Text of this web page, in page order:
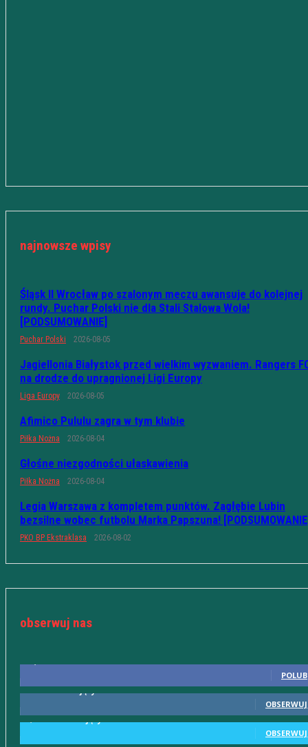
najnowsze wpisy
Śląsk II Wrocław po szalonym meczu awansuje do kolejnej
rundy. Puchar Polski nie dla Stali Stalowa Wola!
[PODSUMOWANIE]
Puchar Polski 2026-08-05
Jagiellonia Białystok przed wielkim wyzwaniem. Rangers
na drodze do upragnionej Ligi Europy
Liga Europy 2026-08-05
Afimico Pululu zagra w tym klubie
Piłka Nożna 2026-08-04
Głośne niezgodności ułaskawienia
Piłka Nożna 2026-08-04
Legia Warszawa z kompletem punktów. Zagłębie Lubin
bezsilne wobec futbolu Marka Papszuna!
PKO BP Ekstraklasa 2026-08-02
obserwuj nas
POLUB
OBSERWUJ
OBSERWUJ